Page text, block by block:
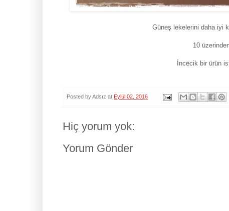
Güneş lekelerini daha iyi
10
İncecik bir ürün
Posted byAdsız at Eylül 02, 2016
Hiç yorum yok:
Yorum Gönder